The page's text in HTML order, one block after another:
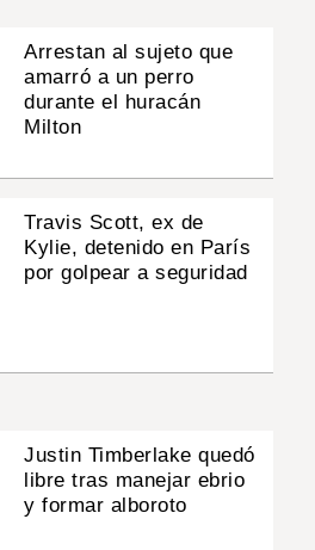
Arrestan al sujeto que
amarró a un perro
durante el huracán
Milton
Travis Scott, ex de
Kylie, detenido en París
por golpear a seguridad
Justin Timberlake quedó
libre tras manejar ebrio
y formar alboroto